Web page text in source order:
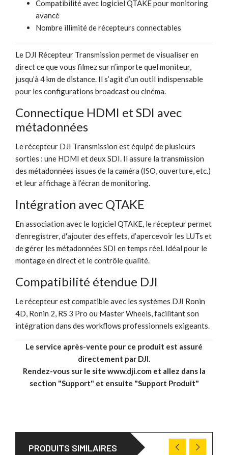
Compatibilité avec logiciel QTAKE pour monitoring
avancé
Nombre illimité de récepteurs connectables
Le DJI Récepteur Transmission permet de visualiser en
direct ce que vous filmez sur n’importe quel moniteur,
jusqu’à 4 km de distance. Il s’agit d’un outil indispensable
pour les configurations broadcast ou cinéma.
Connectique HDMI et SDI avec
métadonnées
Le récepteur DJI Transmission est équipé de plusieurs
sorties : une HDMI et deux SDI. Il assure la transmission
des métadonnées issues de la caméra (ISO, ouverture, etc.)
et leur affichage à l’écran de monitoring.
Intégration avec QTAKE
En association avec le logiciel QTAKE, le récepteur permet
d’enregistrer, d'ajouter des effets, d’apercevoir les LUTs et
de gérer les métadonnées SDI en temps réel. Idéal pour le
montage en direct et le contrôle qualité.
Compatibilité étendue DJI
Le récepteur est compatible avec les systèmes DJI Ronin
4D, Ronin 2, RS 3 Pro ou Master Wheels, facilitant son
intégration dans des workflows professionnels exigeants.
Le service après-vente pour ce produit est assuré
directement par DJI.
Rendez-vous sur le site www.dji.com et allez dans la
section "Support" et ensuite "Support Produit"
PRODUITS SIMILAIRES